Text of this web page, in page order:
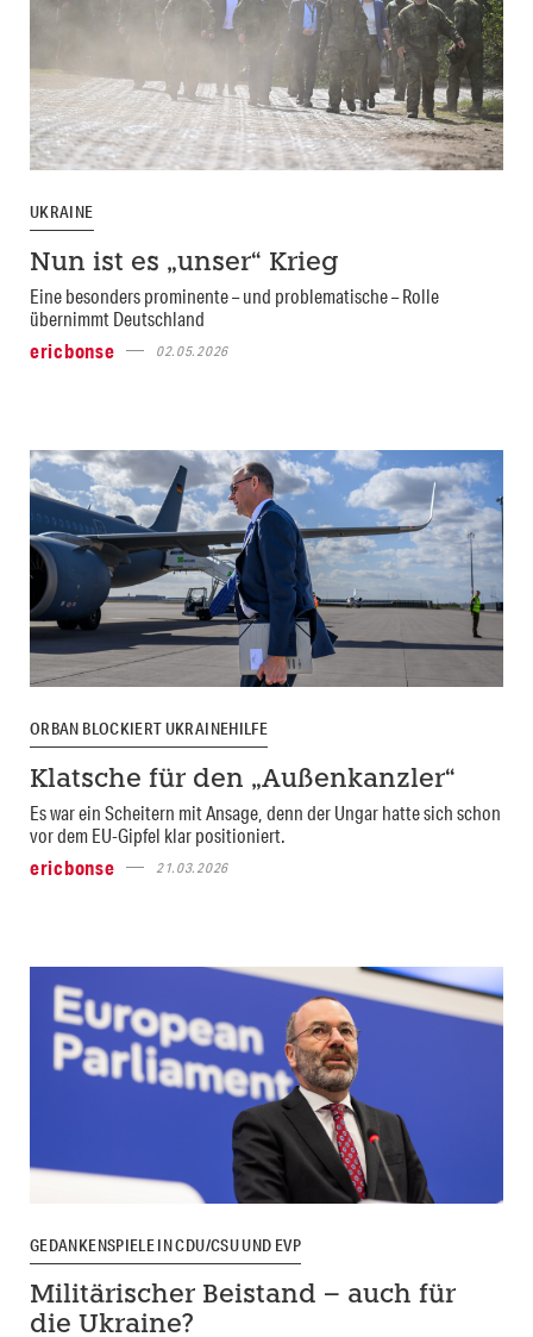
UKRAINE
Nun ist es „unser“ Krieg
Eine besonders prominente – und problematische – Rolle
übernimmt Deutschland
ericbonse
02.05.2026
ORBAN BLOCKIERT UKRAINEHILFE
Klatsche für den „Außenkanzler“
Es war ein Scheitern mit Ansage, denn der Ungar hatte sich schon
vor dem EU-Gipfel klar positioniert.
ericbonse
21.03.2026
GEDANKENSPIELE IN CDU/CSU UND EVP
Militärischer Beistand – auch für
die Ukraine?